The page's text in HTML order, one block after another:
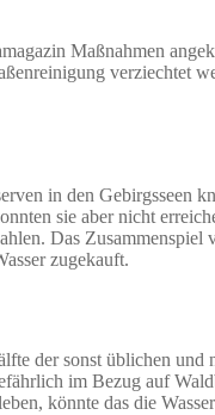
Maßnahmen
verziechtet
in den Gebirgsseen
sie aber nicht
Das
zugekauft.
der sonst üblichen
im Bezug auf
könnte das die